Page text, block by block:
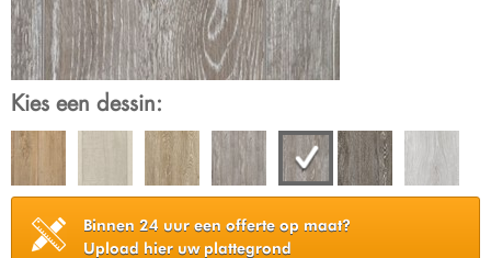
Kies een dessin:
Binnen 24 uur een offerte op maat?
Upload hier uw plattegrond